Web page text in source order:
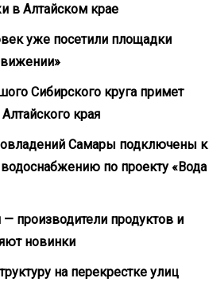
в Алтайском крае
уже посетили площадки
Сибирского круга примет
края
Самары подключены к
по проекту «Вода
производители продуктов и
новинки
на перекрестке улиц